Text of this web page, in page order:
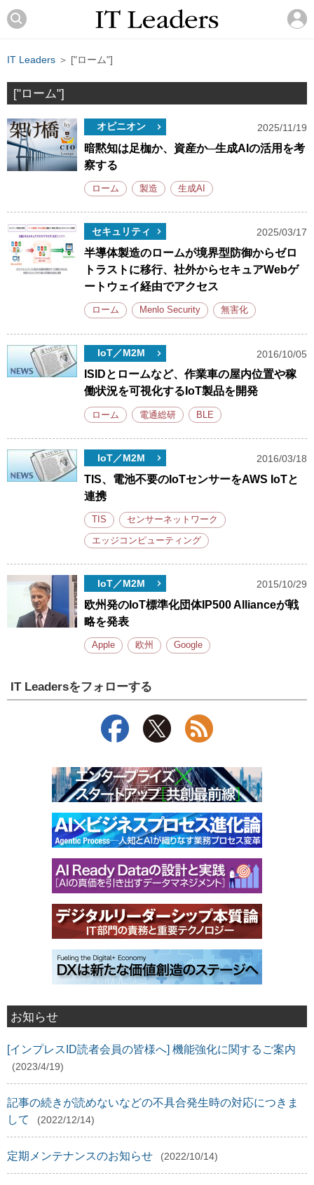
IT Leaders ＞ ["ローム"]
["ローム"]
オピニオン 2025/11/19
暗黙知は足枷か、資産か─生成AIの活用を考
察する
ローム 製造 生成AI
セキュリティ 2025/03/17
半導体製造のロームが境界型防御からゼロ
トラストに移行、社外からセキュアWebゲ
ートウェイ経由でアクセス
ローム Menlo Security 無害化
IoT／M2M 2016/10/05
ISIDとロームなど、作業車の屋内位置や稼
働状況を可視化するIoT製品を開発
ローム 電通総研 BLE
IoT／M2M 2016/03/18
TIS、電池不要のIoTセンサーをAWS IoTと
連携
TIS センサーネットワーク
エッジコンピューティング
IoT／M2M 2015/10/29
欧州発のIoT標準化団体IP500 Allianceが戦
略を発表
Apple 欧州 Google
IT Leadersをフォローする
お知らせ
[インプレスID読者会員の皆様へ] 機能強化に関するご案内
(2023/4/19)
記事の続きが読めないなどの不具合発生時の対応につきま
して
(2022/12/14)
定期メンテナンスのお知らせ (2022/10/14)